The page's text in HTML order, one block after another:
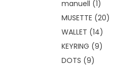
manuell 11
Produkt
MUSETTE 2020
WALLET 1414
Produkte
KEYRING 99
DOTS 99